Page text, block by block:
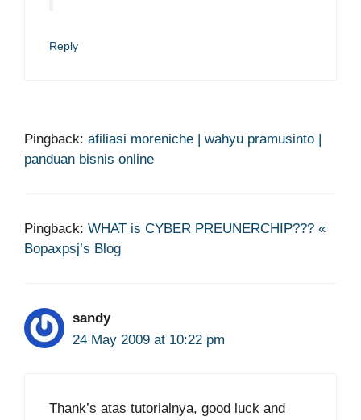
Reply
Pingback: afiliasi moreniche | wahyu pramusinto |
panduan bisnis online
Pingback: WHAT is CYBER PREUNERCHIP??? «
Bopaxpsj’s Blog
sandy
24 May 2009 at 10:22 pm
Thank’s atas tutorialnya, good luck and